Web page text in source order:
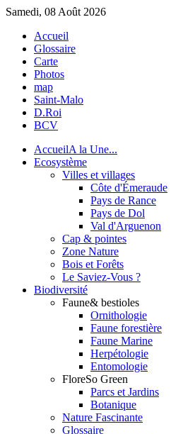
Samedi, 08 Août 2026
Accueil
Glossaire
Carte
Photos
map
Saint-Malo
D.Roi
BCV
AccueilA la Une...
Ecosystème
Villes et villages
Côte d'Émeraude
Pays de Rance
Pays de Dol
Val d'Arguenon
Cap & pointes
Zone Nature
Bois et Forêts
Le Saviez-Vous ?
Biodiversité
Faune& bestioles
Ornithologie
Faune forestière
Faune Marine
Herpétologie
Entomologie
FloreSo Green
Parcs et Jardins
Botanique
Nature Fascinante
Glossaire